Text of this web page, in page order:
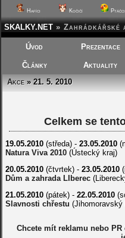
Hafíci Kočičí Ptáčci
SKALKY.NET » Zahrádkářské
Úvod Prezentace
Články Aktuality
Akce» 21. 5. 2010
Celkem se
19.05.2010(středa) - 23.05.2010
Natura Viva 2010(Ústecký kraj)
20.05.2010(čtvrtek) - 23.05.2010
Dům a zahrada LIberec
21.05.2010(pátek) - 22.05.2010
Slavnosti chřestu (Jihomoravský
Chcete mít reklamu nebo